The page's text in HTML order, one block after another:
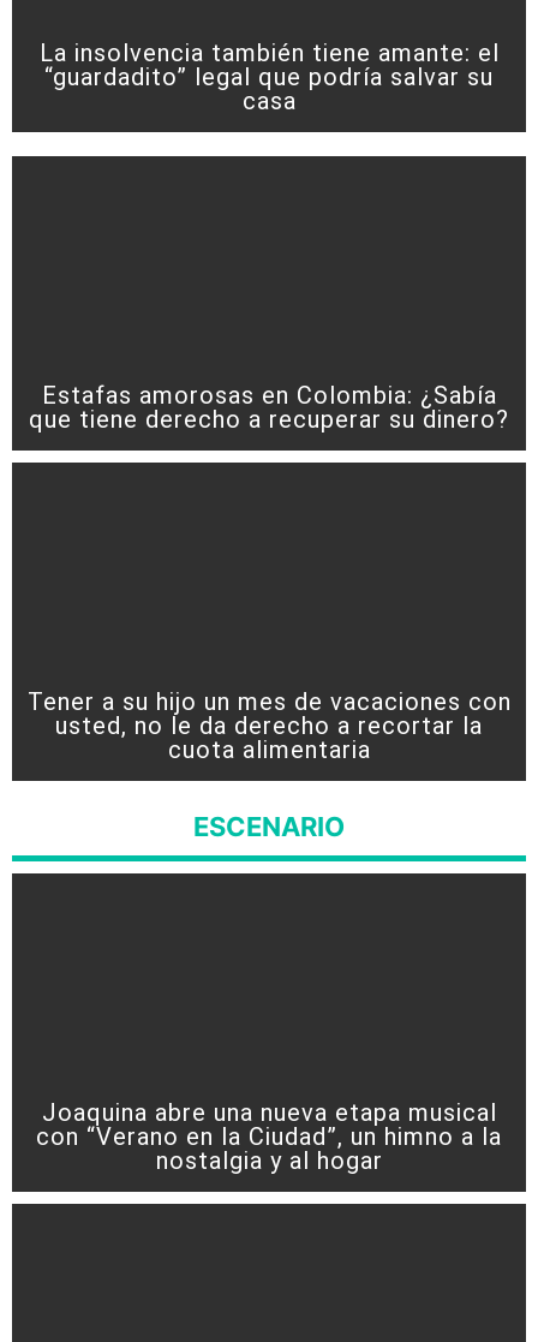
La insolvencia también tiene amante: el
“guardadito” legal que podría salvar su
casa
Estafas amorosas en Colombia: ¿Sabía
que tiene derecho a recuperar su dinero?
Tener a su hijo un mes de vacaciones con
usted, no le da derecho a recortar la
cuota alimentaria
ESCENARIO
Joaquina abre una nueva etapa musical
con “Verano en la Ciudad”, un himno a la
nostalgia y al hogar